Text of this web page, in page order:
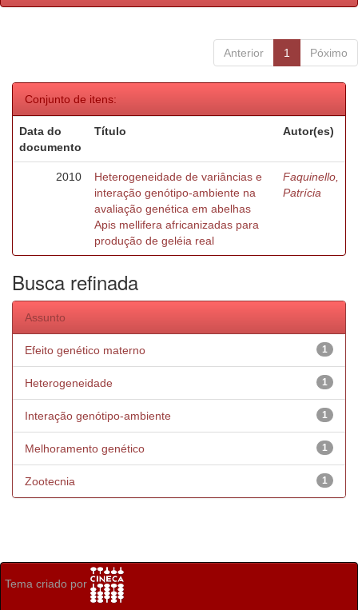
Anterior 1 Póximo
Conjunto de itens:
Data do
documento
Título Autor(es)
2010
Heterogeneidade de variâncias e
interação genótipo-ambiente na
avaliação genética em abelhas
Apis mellifera africanizadas para
produção de geléia real
Faquinello,
Patrícia
Busca refinada
Assunto
1
Efeito genético materno
1
Heterogeneidade
1
Interação genótipo-ambiente
1
Melhoramento genético
1
Zootecnia
Tema criado por